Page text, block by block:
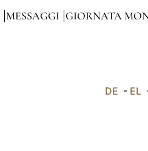
MESSAGGI GIORNATA
DE - EL